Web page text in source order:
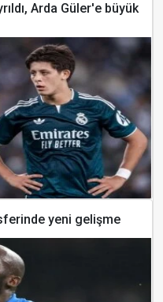
Arda Güler'e büyük
yeni gelişme